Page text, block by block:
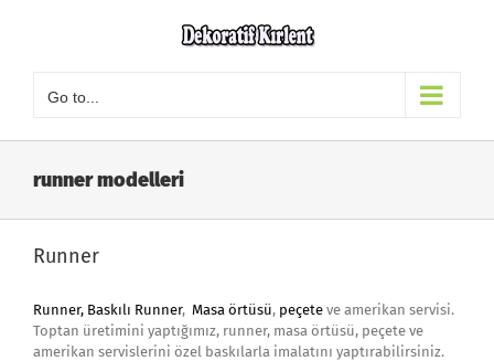
Go to...
runner modelleri
Runner
Runner, Baskılı Runner, Masa örtüsü, peçete ve amerikan servisi.
Toptan üretimini yaptığımız, runner, masa örtüsü, peçete ve
amerikan servislerini özel baskılarla imalatını yaptırabilirsiniz.